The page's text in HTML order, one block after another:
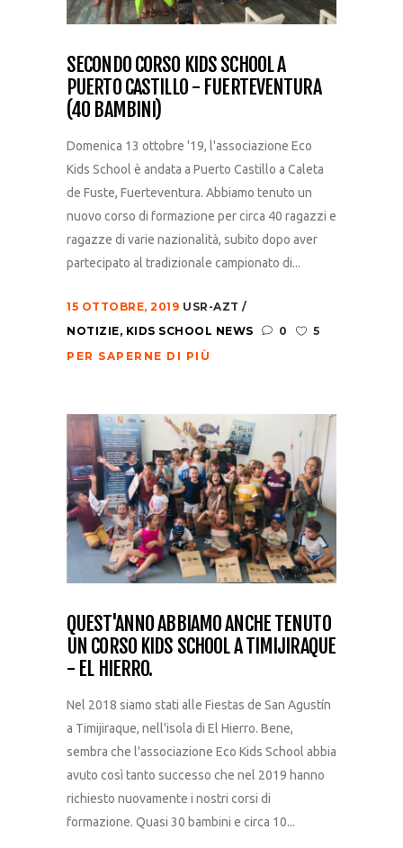
SECONDO CORSO KIDS SCHOOL A
PUERTO CASTILLO - FUERTEVENTURA
(40 BAMBINI)
Domenica 13 ottobre '19, l'associazione Eco
Kids School è andata a Puerto Castillo a Caleta
de Fuste, Fuerteventura. Abbiamo tenuto un
nuovo corso di formazione per circa 40 ragazzi e
ragazze di varie nazionalità, subito dopo aver
partecipato al tradizionale campionato di...
15 OTTOBRE, 2019 USR-AZT
NOTIZIE, KIDS SCHOOL NEWS 0
5
PER SAPERNE DI PIÙ
QUEST'ANNO ABBIAMO ANCHE TENUTO
UN CORSO KIDS SCHOOL A TIMIJIRAQUE
- EL HIERRO.
Nel 2018 siamo stati alle Fiestas de San Agustín
a Timijiraque, nell'isola di El Hierro. Bene,
sembra che l'associazione Eco Kids School abbia
avuto così tanto successo che nel 2019 hanno
richiesto nuovamente i nostri corsi di
formazione. Quasi 30 bambini e circa 10...